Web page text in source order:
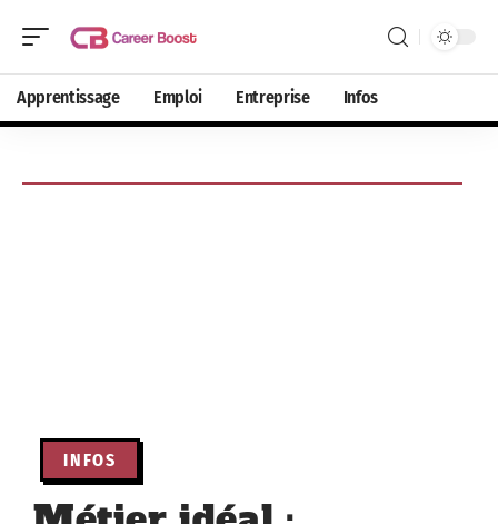
Apprentissage Emploi Entreprise Infos
INFOS